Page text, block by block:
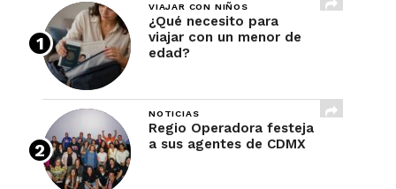
VIAJAR CON NIÑOS
¿Qué necesito para
viajar con un menor de
edad?
NOTICIAS
Regio Operadora festeja
a sus agentes de CDMX